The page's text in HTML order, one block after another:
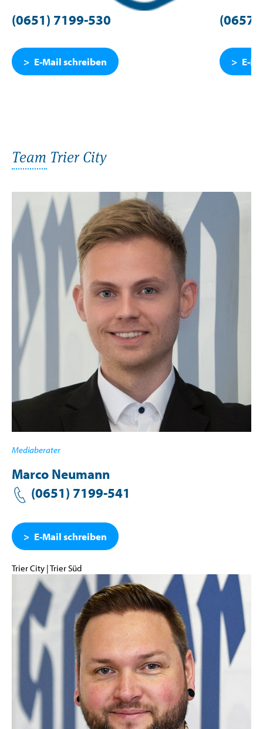
(0651) 7199-530
E-Mail schreiben E-
Team Trier City
Mediaberater
Marco Neumann
(0651) 7199-541
E-Mail schreiben
Trier City | Trier Süd